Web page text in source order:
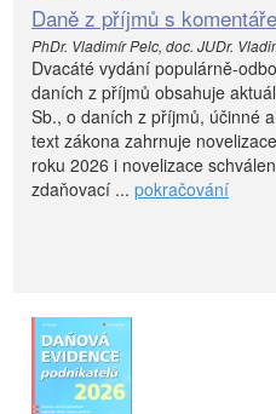
Daně z příjmů s
PhDr. Vladimír Pelc, doc. JUDr.
Dvacáté vydání populárně-
daních z příjmů obsahuje
Sb., o daních z příjmů, účinné
text zákona zahrnuje
roku 2026 i novelizace
zdaňovací ... pokračování